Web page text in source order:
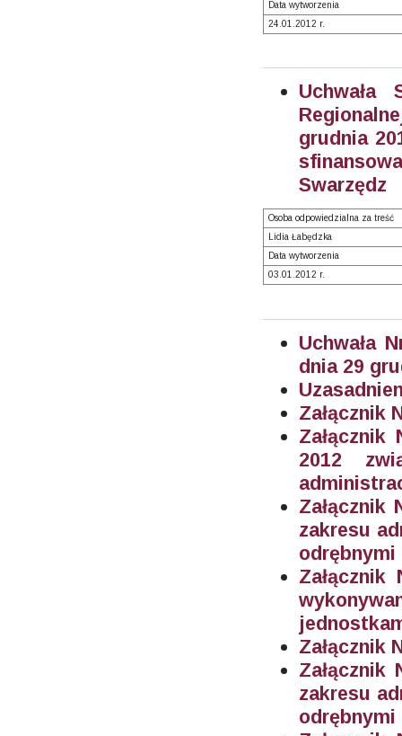
Data wytworzenia
24.01.2012 r.
Uchwała
grudnia
Swarzędz
Osoba odpowiedzialna za treść
Lidia Łabędzka
Data wytworzenia
03.01.2012 r.
Uchwała
dnia 29
Załącznik
2012
Załącznik
zakresu
odrębnymi
Załącznik
zakresu
odrębnymi